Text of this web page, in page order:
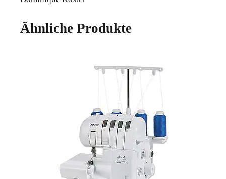
Ähnliche Produkte